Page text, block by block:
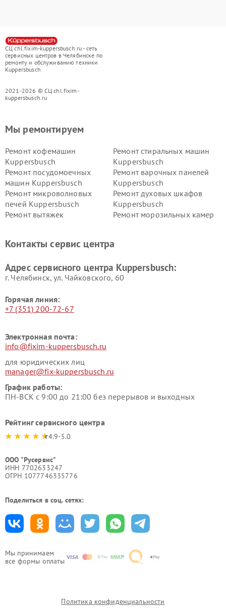
СЦ chl.fixim-kuppersbusch.ru - сеть
сервисных центров в Челябинске по
ремонту и обслуживанию техники
Kuppersbusch
2021-2026 © СЦ chl.fixim-
kuppersbusch.ru
Мы принимаем
все формы оплаты
Мы ремонтируем
Ремонт кофемашин
Kuppersbusch
Ремонт стиральных машин
Kuppersbusch
Ремонт посудомоечных
машин Kuppersbusch
Ремонт варочных панелей
Kuppersbusch
Ремонт микроволновых
печей Kuppersbusch
Ремонт духовых шкафов
Kuppersbusch
Ремонт вытяжек
Ремонт морозильных камер
Kuppersbusch
вакуумных упаковщиков
Ремонт сушильных машин Kuppersbusch
Контакты сервис центра
Адрес сервисного центра Kuppersbusch:
г. Челябинск, ул. Чайковского, 60
Горячая линия:
+7 (351) 200-72-67
Электронная почта:
info@fixim-kuppersbusch.ru
для юридических лиц
manager@fix-kuppersbusch.ru
График работы:
ПН-ВСК с 9:00 до 21:00 без перерывов и выходных
Рейтинг сервисного центра
4.9-5.0
ООО "Русервис"
ИНН 7702633247
ОГРН 1077746335776
Поделиться в соц. сетях:
Политика конфиденциальности